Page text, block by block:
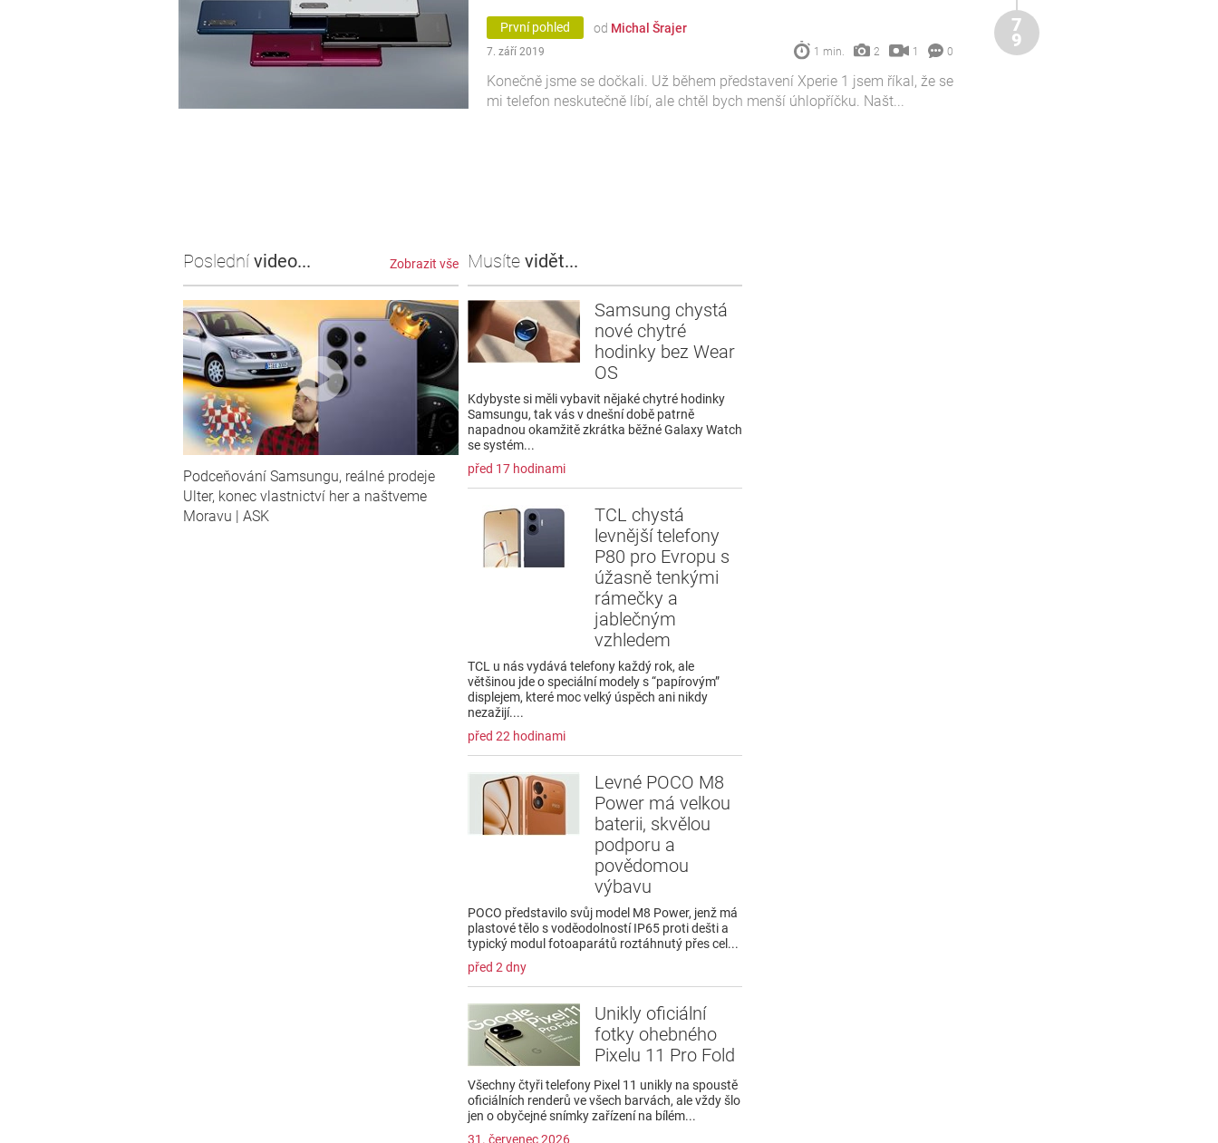
První pohled od Michal Šrajer
7. září 2019 1 min. 2 1 0
Konečně jsme se dočkali. Už během představení Xperie 1 jsem říkal, že se
mi telefon neskutečně líbí, ale chtěl bych menší úhlopříčku. Našt...
7
9
Poslední video... Zobrazit vše
Podceňování Samsungu, reálné prodeje
Ulter, konec vlastnictví her a naštveme
Moravu | ASK
Musíte vidět...
Samsung chystá
nové chytré
hodinky bez Wear
OS
Kdybyste si měli vybavit nějaké chytré hodinky
Samsungu, tak vás v dnešní době patrně
napadnou okamžitě zkrátka běžné Galaxy Watch
se systém...
před 17 hodinami
TCL chystá
levnější telefony
P80 pro Evropu s
úžasně tenkými
rámečky a
jablečným
vzhledem
TCL u nás vydává telefony každý rok, ale
většinou jde o speciální modely s “papírovým”
displejem, které moc velký úspěch ani nikdy
nezažijí....
před 22 hodinami
Levné POCO M8
Power má velkou
baterii, skvělou
podporu a
povědomou
výbavu
POCO představilo svůj model M8 Power, jenž má
plastové tělo s voděodolností IP65 proti dešti a
typický modul fotoaparátů roztáhnutý přes cel...
před 2 dny
Unikly oficiální
fotky ohebného
Pixelu 11 Pro Fold
Všechny čtyři telefony Pixel 11 unikly na spoustě
oficiálních renderů ve všech barvách, ale vždy šlo
jen o obyčejné snímky zařízení na bílém...
31. červenec 2026